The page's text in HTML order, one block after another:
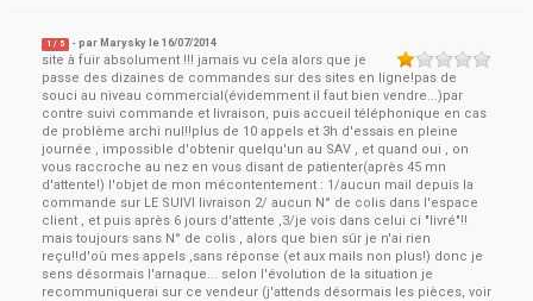
1 / 5 - par Marysky le16/07/2014
site à fuir absolument !!! jamais vu cela alors que je
passe des dizaines de commandes sur des sites en ligne!pas de
souci au niveau commercial(évidemment il faut bien vendre...)par
contre suivi commande et livraison, puis accueil téléphonique en cas
de problème archi nul!!plus de 10 appels et 3h d'essais en pleine
journée , impossible d'obtenir quelqu'un au SAV , et quand oui , on
vous raccroche au nez en vous disant de patienter(après 45 mn
d'attente!) l'objet de mon mécontentement : 1/aucun mail depuis la
commande sur LE SUIVI livraison 2/ aucun N° de colis dans l'espace
client , et puis après 6 jours d'attente ,3/je vois dans celui ci "livré"!!
mais toujours sans N° de colis , alors que bien sûr je n'ai rien
reçu!!d'où mes appels ,sans réponse (et aux mails non plus!) donc je
sens désormais l'arnaque... selon l'évolution de la situation je
recommuniquerai sur ce vendeur (j'attends désormais les pièces, voir